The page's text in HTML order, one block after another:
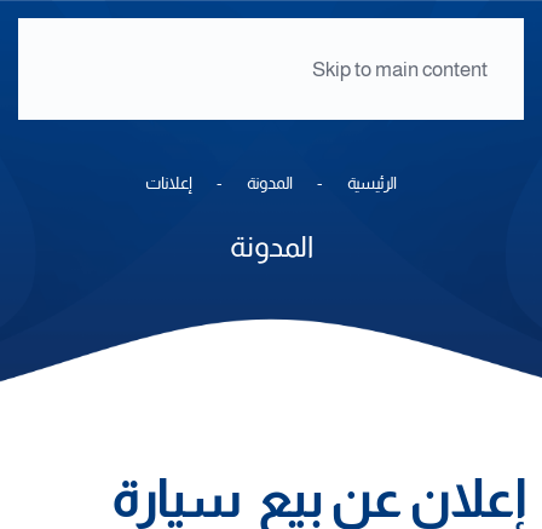
Skip to main content
الرئيسية المدونة إعلانات
المدونة
إعلان عن بيع سيارة